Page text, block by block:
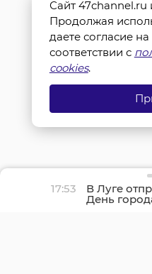
17:53 В Луге
День
детства»
Сайт 47channel.ru
Продолжая
даете согласие
соответствии с
cookies.